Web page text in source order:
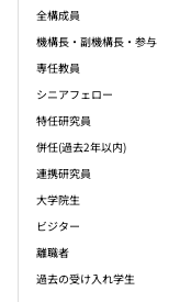
全構成員
機構長・副機構長・参与
専任教員
シニアフェロー
特任研究員
併任(過去2年以内)
連携研究員
大学院生
ビジター
離職者
過去の受け入れ学生